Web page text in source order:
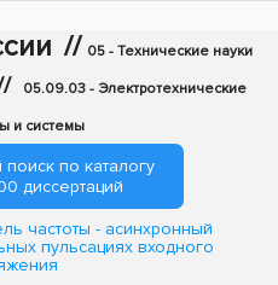
// 05 - Технические науки
05.09.03 - Электротехнические
и системы
по каталогу
диссертаций
частоты - асинхронный
пульсациях входного